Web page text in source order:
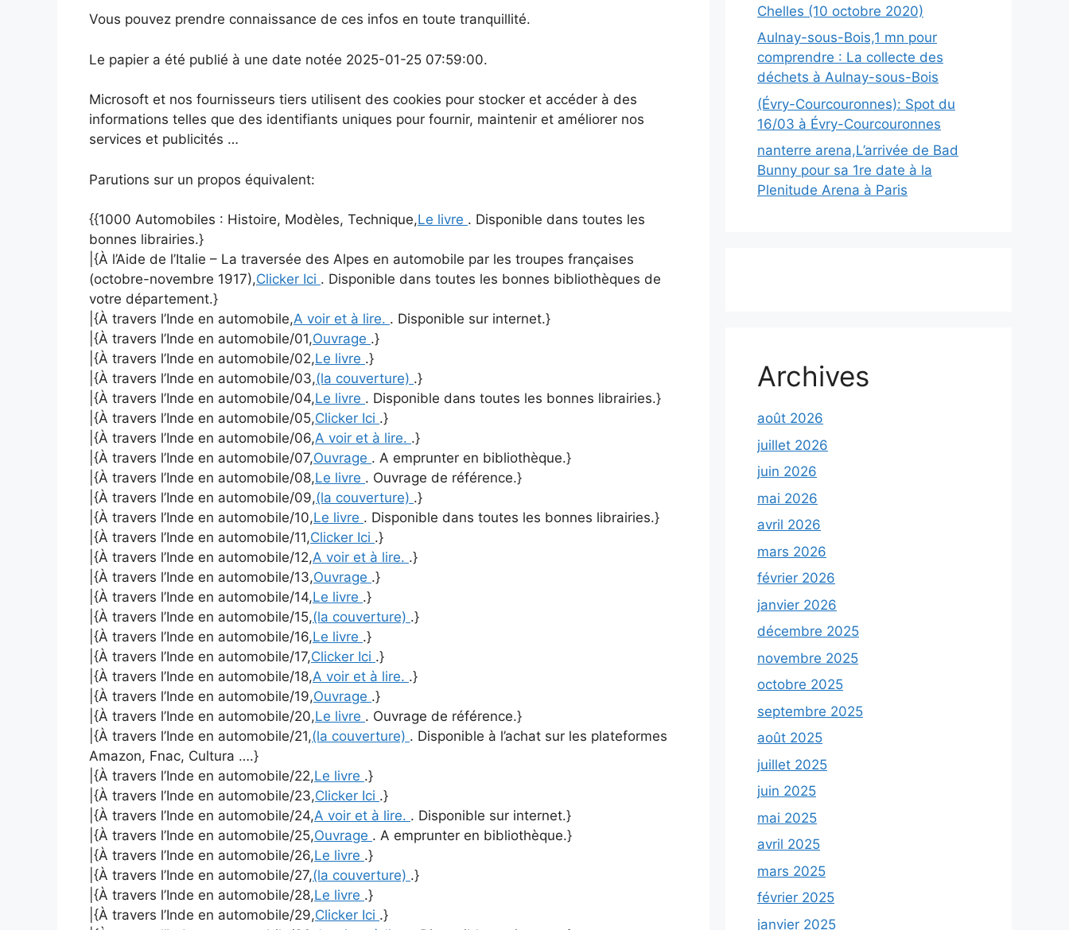
Vous pouvez prendre connaissance de ces infos en toute tranquillité.
Le papier a été publié à une date notée 2025-01-25 07:59:00.
Microsoft et nos fournisseurs tiers utilisent des cookies pour stocker et accéder à des
informations telles que des identifiants uniques pour fournir, maintenir et améliorer nos
services et publicités …
Parutions sur un propos équivalent:
{{1000 Automobiles : Histoire, Modèles, Technique,Le livre . Disponible dans toutes les
bonnes librairies.}
|{À l’Aide de l’Italie – La traversée des Alpes en automobile par les troupes françaises
(octobre-novembre 1917),Clicker Ici . Disponible dans toutes les bonnes bibliothèques de
votre département.}
|{À travers l’Inde en automobile,A voir et à lire. . Disponible sur internet.}
|{À travers l’Inde en automobile/01,Ouvrage .}
|{À travers l’Inde en automobile/02,Le livre .}
|{À travers l’Inde en automobile/03,(la couverture) .}
|{À travers l’Inde en automobile/04,Le livre . Disponible dans toutes les bonnes librairies.}
|{À travers l’Inde en automobile/05,Clicker Ici .}
|{À travers l’Inde en automobile/06,A voir et à lire. .}
|{À travers l’Inde en automobile/07,Ouvrage . A emprunter en bibliothèque.}
|{À travers l’Inde en automobile/08,Le livre . Ouvrage de référence.}
|{À travers l’Inde en automobile/09,(la couverture) .}
|{À travers l’Inde en automobile/10,Le livre . Disponible dans toutes les bonnes librairies.}
|{À travers l’Inde en automobile/11,Clicker Ici .}
|{À travers l’Inde en automobile/12,A voir et à lire. .}
|{À travers l’Inde en automobile/13,Ouvrage .}
|{À travers l’Inde en automobile/14,Le livre .}
|{À travers l’Inde en automobile/15,(la couverture) .}
|{À travers l’Inde en automobile/16,Le livre .}
|{À travers l’Inde en automobile/17,Clicker Ici .}
|{À travers l’Inde en automobile/18,A voir et à lire. .}
|{À travers l’Inde en automobile/19,Ouvrage .}
|{À travers l’Inde en automobile/20,Le livre . Ouvrage de référence.}
|{À travers l’Inde en automobile/21,(la couverture) . Disponible à l’achat sur les plateformes
Amazon, Fnac, Cultura ….}
|{À travers l’Inde en automobile/22,Le livre .}
|{À travers l’Inde en automobile/23,Clicker Ici .}
|{À travers l’Inde en automobile/24,A voir et à lire. . Disponible sur internet.}
|{À travers l’Inde en automobile/25,Ouvrage . A emprunter en bibliothèque.}
|{À travers l’Inde en automobile/26,Le livre .}
|{À travers l’Inde en automobile/27,(la couverture) .}
|{À travers l’Inde en automobile/28,Le livre .}
|{À travers l’Inde en automobile/29,Clicker Ici .}
Chelles (10 octobre 2020)
Aulnay-sous-Bois,1 mn pour
comprendre : La collecte des
déchets à Aulnay-sous-Bois
(Évry-Courcouronnes): Spot du
16/03 à Évry-Courcouronnes
nanterre arena,L’arrivée de Bad
Bunny pour sa 1re date à la
Plenitude Arena à Paris
Archives
août 2026
juillet 2026
juin 2026
mai 2026
avril 2026
mars 2026
février 2026
janvier 2026
décembre 2025
novembre 2025
octobre 2025
septembre 2025
août 2025
juillet 2025
juin 2025
mai 2025
avril 2025
mars 2025
février 2025
janvier 2025